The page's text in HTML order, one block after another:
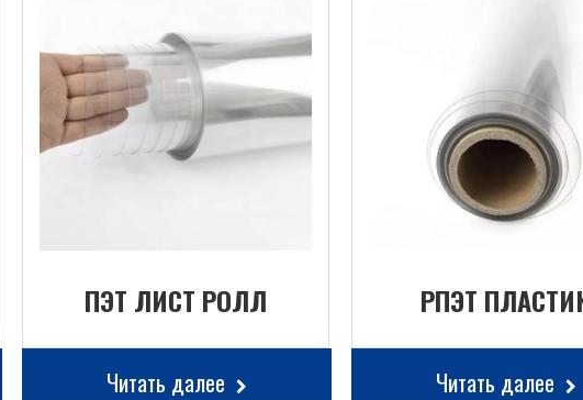
ПЭТ ЛИСТ РОЛЛ
Читать далее
РПЭТ
Читать далее